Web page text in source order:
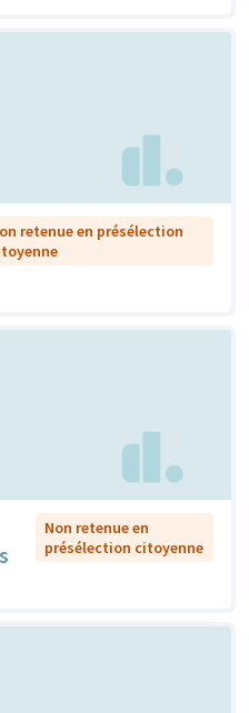
retenue en présélection
Non retenue en
présélection citoyenne